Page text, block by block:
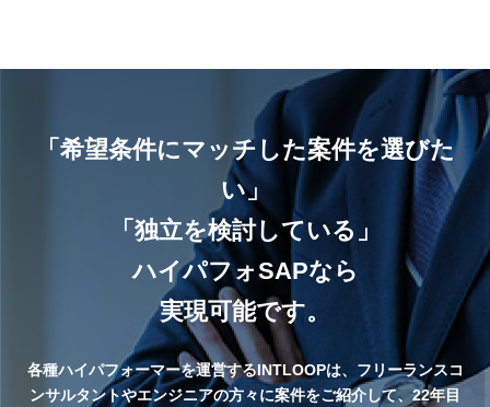
「希望条件にマッチした案件を選びた
い」
「独立を検討している」
ハイパフォSAPなら
実現可能です。
各種ハイパフォーマーを運営するINTLOOPは、フリーランスコ
ンサルタントやエンジニアの方々に案件をご紹介して、22年目